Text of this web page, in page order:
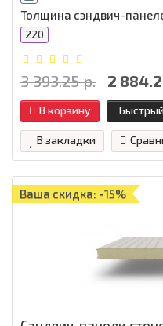
Толщина сэндвич-
220
3 393.25 р. 2
В корзину
В закладки
Ваша скидка: -15%